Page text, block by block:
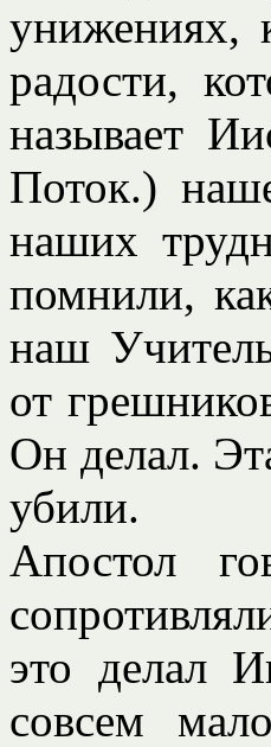
унижениях,
радости,
называет
Поток.)
наших
помнили,
наш
от
Он делал.
убили.
Апостол
это делал
совсем